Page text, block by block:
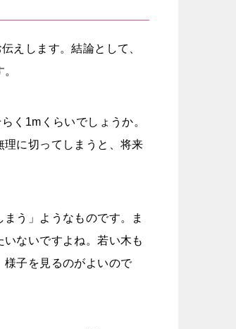
えします。結論として、
く1mくらいでしょうか。
に切ってしまうと、将来
う」ようなものです。ま
ないですよね。若い木も
様子を見るのがよいので